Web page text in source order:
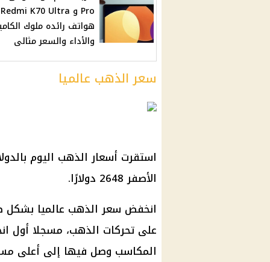
Pro و Redmi K70 Ultra
هواتف رائده ملوك
والأداء والسعر مثالى
سعر الذهب عالميا
استقرت أسعار الذهب اليوم
الأصفر 2648 دولارًا.
انخفض سعر الذهب عالميا بشكل
المكاسب وصل فيها إلى أعلى